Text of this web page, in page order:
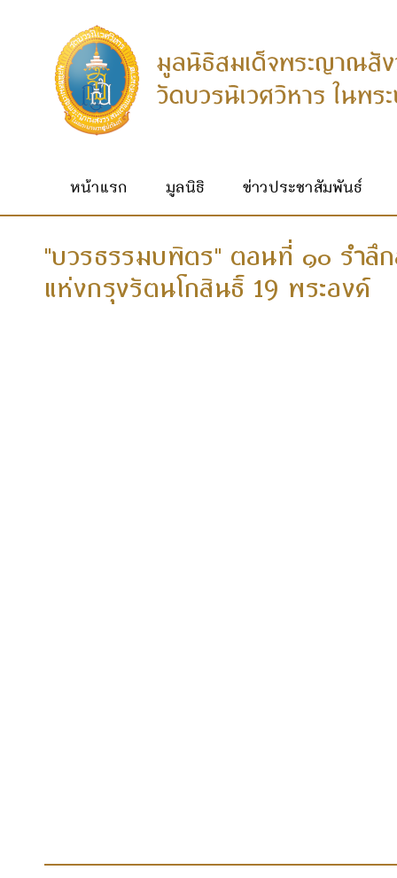
หน้าแรก มูลนิธิ ข่าวประชาสัมพันธ์
"บวรธรรมบพิตร" ตอนที่ ๑๐ รำลึ
แห่งกรุงรัตนโกสินธิ์ 19 พระองค์